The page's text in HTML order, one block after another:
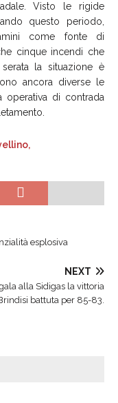
Visto le rigide
questo periodo,
come fonte di
cinque incendi che
la situazione è
ancora diverse le
operativa di contrada
esplosiva
NEXT
alla Sidigas la vittoria
battuta per 85-83.